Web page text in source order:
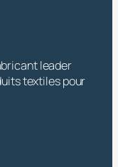
leader
textiles pour